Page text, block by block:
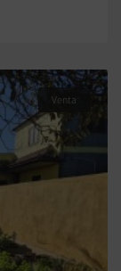
Venta